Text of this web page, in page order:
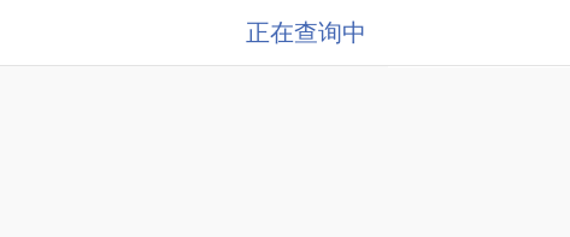
正在查询中